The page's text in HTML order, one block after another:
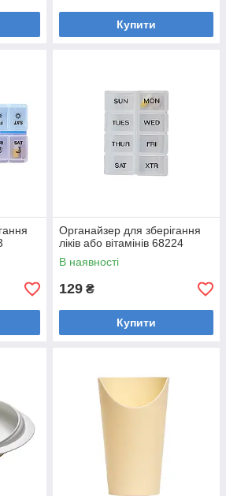
Купити
Органайзер для зберігання
ліків або вітамінів 68224
В наявності
129 ₴
Купити